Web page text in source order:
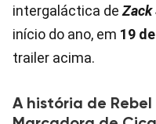
intergaláctica de Zack
início do ano, em 19
trailer acima.
A história de Rebel